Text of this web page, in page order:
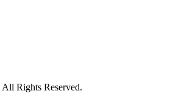
All Rights Reserved.